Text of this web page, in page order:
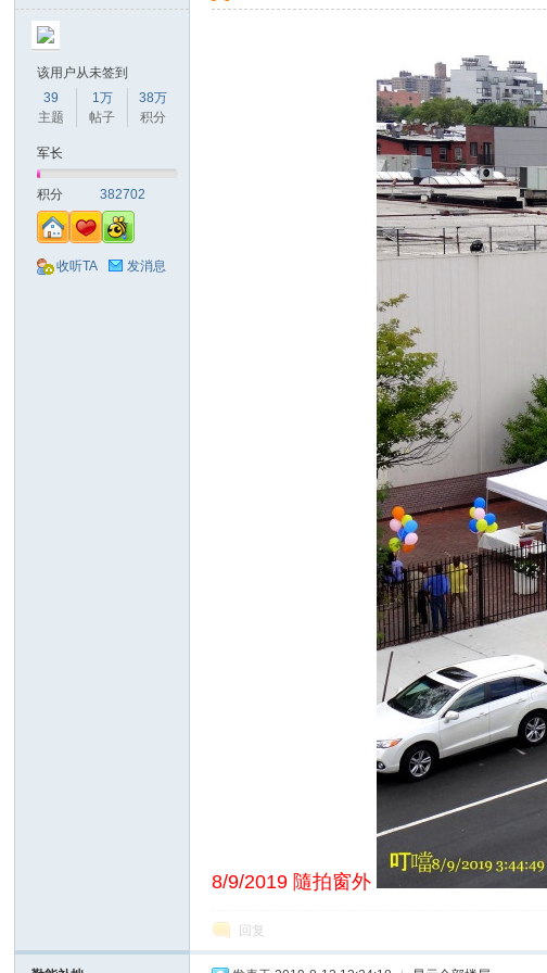
该用户从未签到
39
主题
1万
帖子
38万
积分
军长
积分 382702
收听TA 发消息
8/9/2019 隨拍窗外
回复